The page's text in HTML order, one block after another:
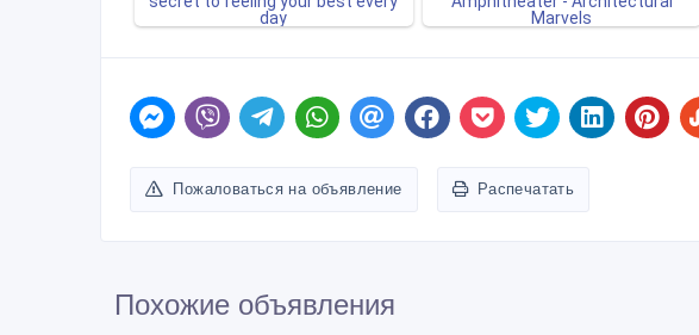
Пожаловаться на объявление Распечатать
Похожие объявления